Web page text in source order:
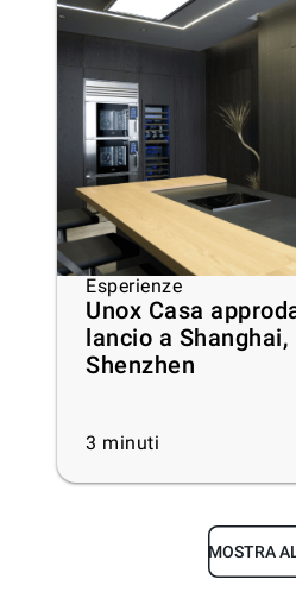
Esperienze
Unox Casa
lancio a Shanghai,
Shenzhen
3 minuti
MOSTRA